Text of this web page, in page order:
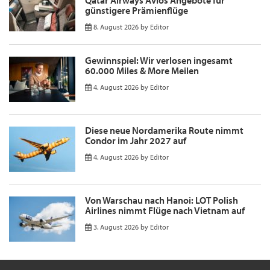
günstigere Prämienflüge
8. August 2026 by Editor
Gewinnspiel: Wir verlosen ingesamt
60.000 Miles & More Meilen
4. August 2026 by Editor
Diese neue Nordamerika Route nimmt
Condor im Jahr 2027 auf
4. August 2026 by Editor
Von Warschau nach Hanoi: LOT Polish
Airlines nimmt Flüge nach Vietnam auf
3. August 2026 by Editor